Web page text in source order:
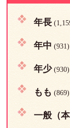
年長
年中 (931)
年少(930)
もも (869)
一般（